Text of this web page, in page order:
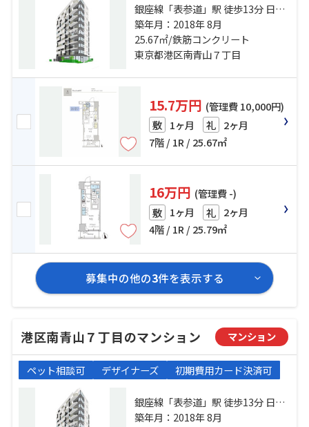
銀座線「表参道」駅 徒歩13分 日比
谷線「広尾」駅 徒歩13分 千代田線
「乃木坂」駅 徒歩18分
築年月：2018年 8月
25.67㎡/鉄筋コンクリート
東京都港区南青山７丁目
15.7万円 (管理費 10,000円)
敷 1ヶ月 礼 2ヶ月
7階 / 1R / 25.67㎡
16万円 (管理費 -)
敷 1ヶ月 礼 2ヶ月
4階 / 1R / 25.79㎡
募集中の他の3件を表示する
港区南青山７丁目のマンション マンション
ペット相談可 デザイナーズ 初期費用カード決済可
銀座線「表参道」駅 徒歩13分 日比
谷線「広尾」駅 徒歩13分 千代田線
築年月：2018年 8月